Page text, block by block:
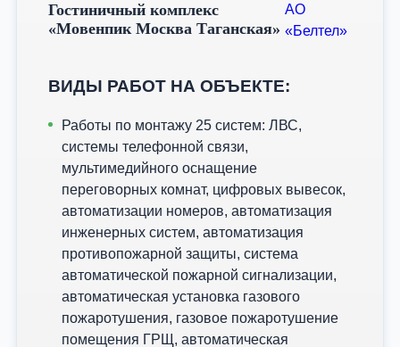
Гостиничный комплекс
«Мовенпик Москва Таганская»
АО
«Белтел»
ВИДЫ РАБОТ НА ОБЪЕКТЕ:
Работы по монтажу 25 систем: ЛВС,
системы телефонной связи,
мультимедийного оснащение
переговорных комнат, цифровых вывесок,
автоматизации номеров, автоматизация
инженерных систем, автоматизация
противопожарной защиты, система
автоматической пожарной сигнализации,
автоматическая установка газового
пожаротушения, газовое пожаротушение
помещения ГРЩ, автоматическая